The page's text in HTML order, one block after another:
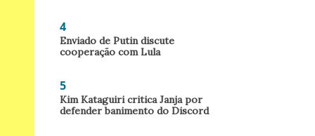
4
Enviado de Putin discute
cooperação com Lula
5
Kim Kataguiri critica Janja por
defender banimento do Discord